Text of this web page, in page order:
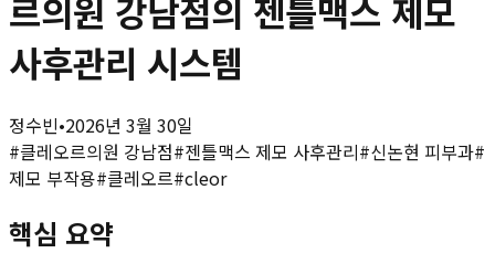
르의원 강남점의 젠틀맥스 제모
사후관리 시스템
정수빈•2026년 3월 30일
#클레오르의원 강남점#젠틀맥스 제모 사후관리#신논현 피부과#
제모 부작용#클레오르#cleor
핵심 요약